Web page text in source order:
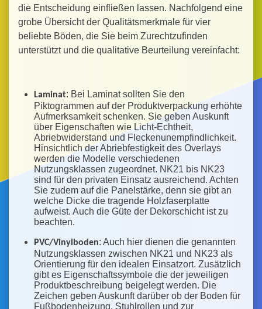
die Entscheidung einfließen lassen. Nachfolgend eine
grobe Übersicht der Qualitätsmerkmale für vier
beliebte Böden, die Sie beim Zurechtzufinden
unterstützt und die qualitative Beurteilung vereinfacht:
Laminat: Bei Laminat sollten Sie den
Piktogrammen auf der Produktverpackung erhöhte
Aufmerksamkeit schenken. Sie geben Auskunft
über Eigenschaften wie Licht-Echtheit,
Abriebwiderstand und Fleckenunempfindlichkeit.
Hinsichtlich der Abriebfestigkeit des Overlays
werden die Modelle verschiedenen
Nutzungsklassen zugeordnet. NK21 bis NK23
sind für den privaten Einsatz ausreichend. Achten
Sie zudem auf die Panelstärke, denn sie gibt an
welche Dicke die tragende Holzfaserplatte
aufweist. Auch die Güte der Dekorschicht ist zu
beachten.
PVC/Vinylboden: Auch hier dienen die genannten
Nutzungsklassen zwischen NK21 und NK23 als
Orientierung für den idealen Einsatzort. Zusätzlich
gibt es Eigenschaftssymbole die der jeweiligen
Produktbeschreibung beigelegt werden. Die
Zeichen geben Auskunft darüber ob der Boden für
Fußbodenheizung, Stuhlrollen und zur